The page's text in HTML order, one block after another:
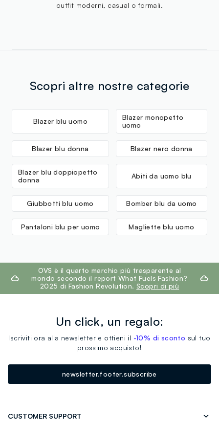
outfit moderni, casual o formali.
Scopri altre nostre categorie
Blazer blu uomo
Blazer monopetto
uomo
Blazer blu donna Blazer nero donna
Blazer blu doppiopetto
donna
Abiti da uomo blu
Giubbotti blu uomo Bomber blu da uomo
Pantaloni blu per uomo Magliette blu uomo
footer.ariatitleOVS è il quarto marchio più trasparente al
mondo secondo il report What Fuels Fashion?
2025 di Fashion Revolution. Scopri di più
Un click, un regalo:
Iscriviti ora alla newsletter e ottieni il -10% di sconto sul tuo
prossimo acquisto!
newsletter.footer.subscribe
CUSTOMER SUPPORT